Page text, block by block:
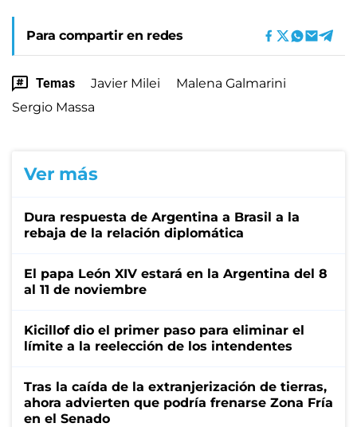
Para compartir en redes
Temas Javier Milei
Malena Galmarini
Sergio Massa
Ver más
Dura respuesta de Argentina a Brasil a la
rebaja de la relación diplomática
El papa León XIV estará en la Argentina del 8
al 11 de noviembre
Kicillof dio el primer paso para eliminar el
límite a la reelección de los intendentes
Tras la caída de la extranjerización de tierras,
ahora advierten que podría frenarse Zona Fría
en el Senado